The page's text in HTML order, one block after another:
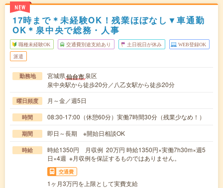
NEW
17時まで＊未経験OK！残業ほぼなし▼車通勤
OK＊泉中央で総務・人事
職種未経験OK 交通費別途支給あり 土日祝日が休み WEB登録OK
派遣
勤務地 宮城県仙台市泉区
泉中央駅から徒歩20分／八乙女駅から徒歩20分
曜日頻度 月～金／週5日
時間 08:30-17:00（休憩60分）実働7時間30分（残業少なめ！）
期間 即日～長期 ※開始日相談OK
時給
時給1350円 月収例 20万円 時給1350円×実働7h30m×週5
日×4週 ※月収例を保証するものではありません。
交通費
1ヶ月3万円を上限として実費支給